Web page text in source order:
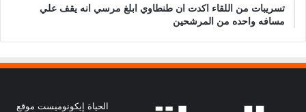
تسريبات من اللقاء اكدت ان طنطاوي ابلغ مرسي انه يقف علي
مسافه واحده من المرشحين
الحياة إيكونوميست موقع